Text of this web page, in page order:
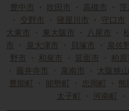
豊中市 ・ 吹田市 ・ 高槻市 ・
・ 交野市 ・ 寝屋川市 ・ 守口市
大東市
・ 東大阪市 ・ 八尾市 ・
市
・ 泉大津市 ・ 貝塚市 ・ 泉佐
野市
・ 和泉市 ・ 箕面市 ・ 柏原
・
藤井寺市 ・ 泉南市 ・ 大阪狭
豊能町
・ 能勢町 ・ 忠岡町 ・ 熊
太子町
・ 河南町 ・